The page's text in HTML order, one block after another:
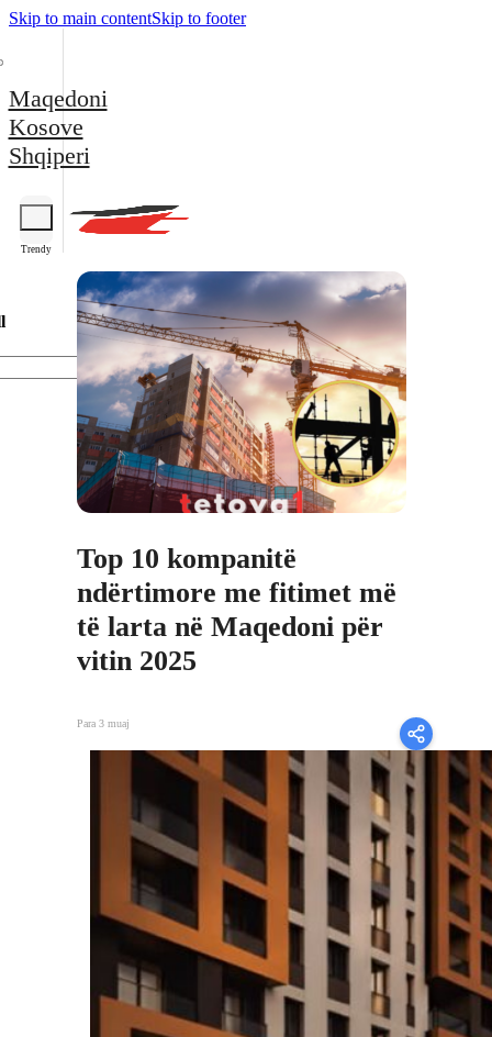
Skip to main contentSkip to footer
Maqedoni
Kosove
Shqiperi
Trendy
Top 10 kompanitë
ndërtimore me fitimet më
të larta në Maqedoni për
vitin 2025
Para 3 muaj